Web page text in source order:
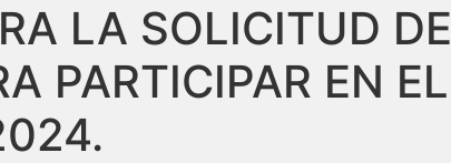
LA SOLICITUD DE
PARTICIPAR EN EL